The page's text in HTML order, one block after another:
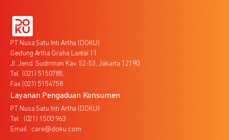
PT Nusa Satu Inti Artha (DOKU)
Gedung Artha Graha Lantai 11
Jl. Jend. Sudirman Kav. 52-53, Jakarta 12190
Tel. (021) 5150785,
Fax (021) 5154758
Layanan Pengaduan Konsumen
PT Nusa Satu Inti Artha (DOKU)
Tel : (021) 1500 963
Email : care@doku.com